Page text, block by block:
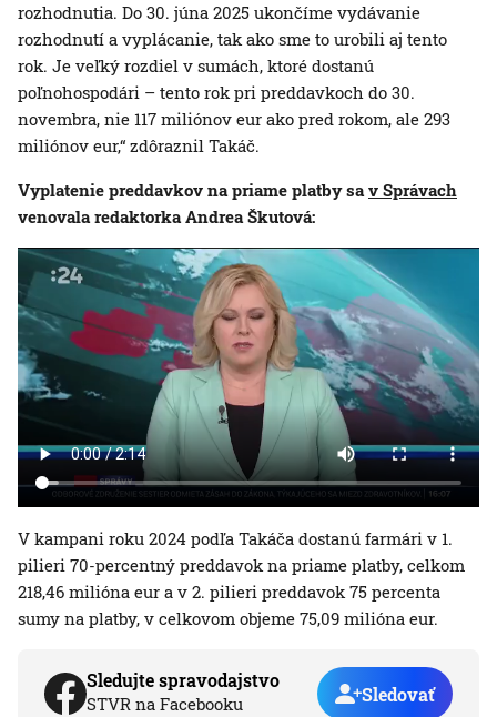
rozhodnutia. Do 30. júna 2025 ukončíme vydávanie
rozhodnutí a vyplácanie, tak ako sme to urobili aj tento
rok. Je veľký rozdiel v sumách, ktoré dostanú
poľnohospodári – tento rok pri preddavkoch do 30.
novembra, nie 117 miliónov eur ako pred rokom, ale 293
miliónov eur,“ zdôraznil Takáč.
Vyplatenie preddavkov na priame platby sav Správach
venovala redaktorka Andrea Škutová:
V kampani roku 2024 podľa Takáča dostanú farmári v 1.
pilieri 70-percentný preddavok na priame platby, celkom
218,46 milióna eur a v 2. pilieri preddavok 75 percenta
sumy na platby, v celkovom objeme 75,09 milióna eur.
Sledujte spravodajstvo
STVR na Facebooku Sledovať